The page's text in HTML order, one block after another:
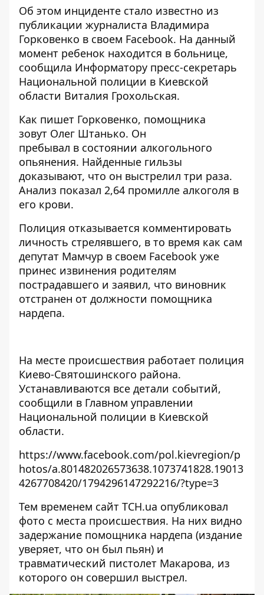
Об этом инциденте стало известно из
публикации журналиста Владимира
Горковенко в своем Facebook. На данный
момент ребенок находится в больнице,
сообщила Информатору пресс-секретарь
Национальной полиции в Киевской
области Виталия Грохольская.
Как пишет Горковенко, помощника
зовут Олег Штанько. Он
пребывал в состоянии алкогольного
опьянения. Найденные гильзы
доказывают, что он выстрелил три раза.
Анализ показал 2,64 промилле алкоголя в
его крови.
Полиция отказывается комментировать
личность стрелявшего, в то время как сам
депутат Мамчур в своем Facebook уже
принес извинения родителям
пострадавшего и заявил, что виновник
отстранен от должности помощника
нардепа.
На месте происшествия работает полиция
Киево-Святошинского района.
Устанавливаются все детали событий,
сообщили в Главном управлении
Национальной полиции в Киевской
области.
https://www.facebook.com/pol.kievregion/p
hotos/a.801482026573638.1073741828.19013
4267708420/1794296147292216/?type=3
Тем временем сайт ТСН.ua опубликовал
фото с места происшествия. На них видно
задержание помощника нардепа (издание
уверяет, что он был пьян) и
травматический пистолет Макарова, из
которого он совершил выстрел.